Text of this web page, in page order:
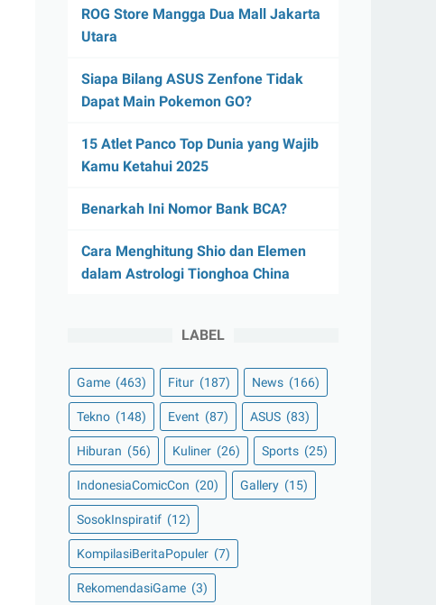
ROG Store Mangga Dua Mall Jakarta
Utara
Siapa Bilang ASUS Zenfone Tidak
Dapat Main Pokemon GO?
15 Atlet Panco Top Dunia yang Wajib
Kamu Ketahui 2025
Benarkah Ini Nomor Bank BCA?
Cara Menghitung Shio dan Elemen
dalam Astrologi Tionghoa China
LABEL
Game (463) Fitur (187) News (166)
Tekno (148) Event (87) ASUS (83)
Hiburan (56) Kuliner (26) Sports (25)
IndonesiaComicCon (20) Gallery (15)
SosokInspiratif (12)
KompilasiBeritaPopuler (7)
RekomendasiGame (3)